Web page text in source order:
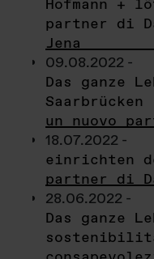
Hofmann +
partner di
Jena
09.08.2022 -
Das ganze
un nuovo
18.07.2022 -
einrichten
partner di
28.06.2022 -
Das ganze